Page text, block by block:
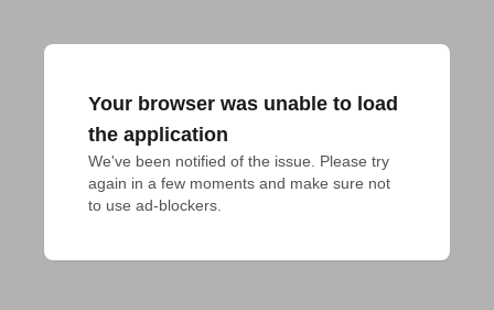
Your browser was unable to load
the application
We've been notified of the issue. Please try
again in a few moments and make sure not
to use ad-blockers.